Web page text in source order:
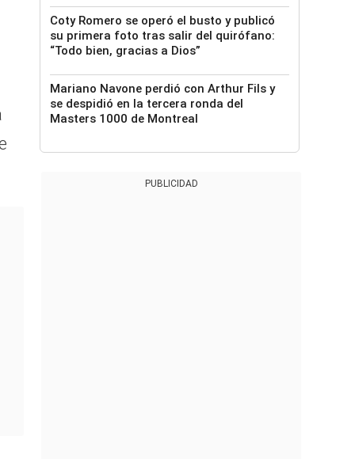
Coty Romero se operó el busto y publicó
su primera foto tras salir del quirófano:
“Todo bien, gracias a Dios”
Mariano Navone perdió con Arthur Fils y
se despidió en la tercera ronda del
Masters 1000 de Montreal
PUBLICIDAD